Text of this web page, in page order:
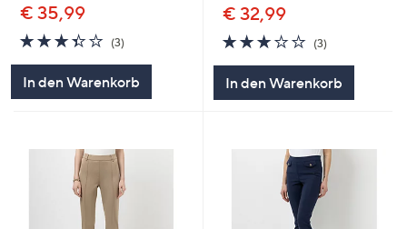
€ 35,99
3.3
von
5
(3)
In den Warenkorb
€ 32,99
2.7
von
5
(3)
In den Warenkorb